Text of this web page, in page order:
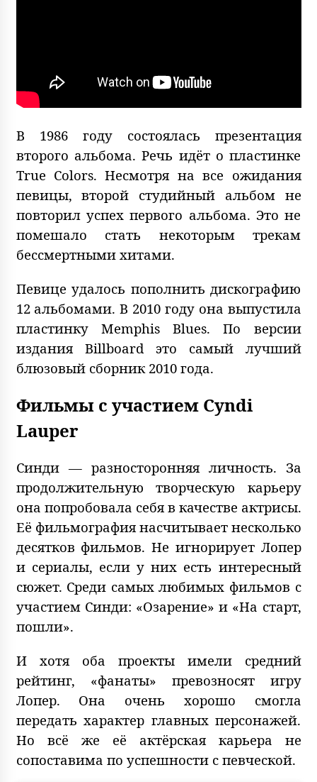
В 1986 году состоялась презентация
второго альбома. Речь идёт о пластинке
True Colors. Несмотря на все ожидания
певицы, второй студийный альбом не
повторил успех первого альбома. Это не
помешало стать некоторым трекам
бессмертными хитами.
Певице удалось пополнить дискографию
12 альбомами. В 2010 году она выпустила
пластинку Memphis Blues. По версии
издания Billboard это самый лучший
блюзовый сборник 2010 года.
Фильмы с участием Cyndi
Lauper
Синди — разносторонняя личность. За
продолжительную творческую карьеру
она попробовала себя в качестве актрисы.
Её фильмография насчитывает несколько
десятков фильмов. Не игнорирует Лопер
и сериалы, если у них есть интересный
сюжет. Среди самых любимых фильмов с
участием Синди: «Озарение» и «На старт,
пошли».
И хотя оба проекты имели средний
рейтинг, «фанаты» превозносят игру
Лопер. Она очень хорошо смогла
передать характер главных персонажей.
Но всё же её актёрская карьера не
сопоставима по успешности с певческой.